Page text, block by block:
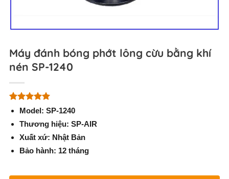
Máy đánh bóng phớt lông cừu bằng khí
nén SP-1240
5.00trên 5
3
đánh giá
Model: SP-1240
Thương hiệu: SP-AIR
Xuất xứ: Nhật Bản
Bảo hành: 12 tháng